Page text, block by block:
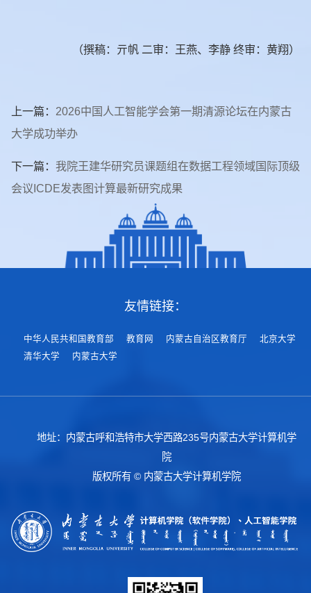
（撰稿：亓帆 二审：王燕、李静 终审：黄翔）
上一篇： 2026中国人工智能学会第一期清源论坛在内蒙古
大学成功举办
下一篇： 我院王建华研究员课题组在数据工程领域国际顶级
会议ICDE发表图计算最新研究成果
友情链接：
中华人民共和国教育部 教育网 内蒙古自治区教育厅
北京大学
清华大学
内蒙古大学
地址：内蒙古呼和浩特市大学西路235号内蒙古大学计算机学
院
版权所有 © 内蒙古大学计算机学院